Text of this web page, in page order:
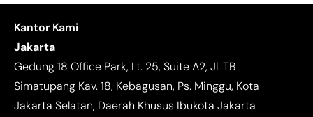
Kantor Kami
Jakarta
Gedung 18 Office Park, Lt. 25, Suite A2, Jl. TB
Simatupang Kav. 18, Kebagusan, Ps. Minggu, Kota
Jakarta Selatan, Daerah Khusus Ibukota Jakarta